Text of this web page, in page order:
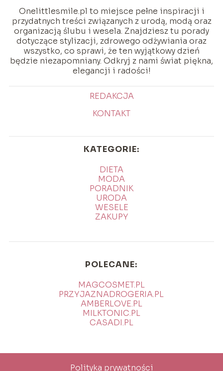
Onelittlesmile.pl to miejsce pełne inspiracji i
przydatnych treści związanych z urodą, modą oraz
organizacją ślubu i wesela. Znajdziesz tu porady
dotyczące stylizacji, zdrowego odżywiania oraz
wszystko, co sprawi, że ten wyjątkowy dzień
będzie niezapomniany. Odkryj z nami świat piękna,
elegancji i radości!
REDAKCJA
KONTAKT
KATEGORIE:
DIETA
MODA
PORADNIK
URODA
WESELE
ZAKUPY
POLECANE:
MAGCOSMET.PL
PRZYJAZNADROGERIA.PL
AMBERLOVE.PL
MILKTONIC.PL
CASADI.PL
Polityka prywatności